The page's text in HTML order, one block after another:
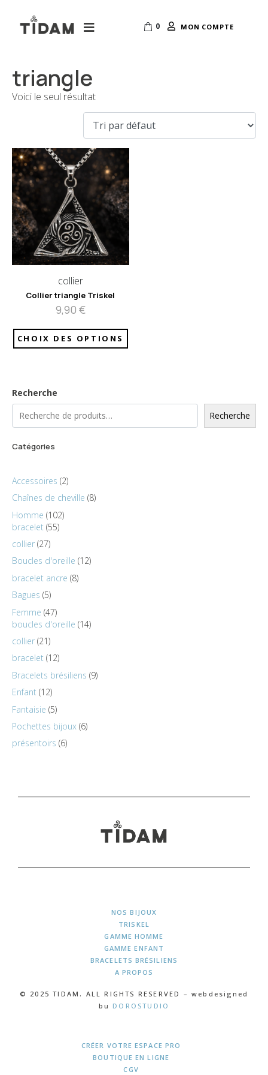
0 MON COMPTE
triangle
Voici le seul résultat
collier
Collier triangle Triskel
9,90 €
CHOIX DES OPTIONS
Recherche
Recherche
Catégories
Accessoires 2
Chaînes de cheville 8
Homme 102
bracelet 55
collier 27
Boucles d'oreille 12
bracelet ancre 8
Bagues 5
Femme 47
boucles d'oreille 14
collier 21
bracelet 12
Bracelets brésiliens 9
Enfant 12
Fantaisie 5
Pochettes bijoux 6
présentoirs 6
NOS BIJOUX
TRISKEL
GAMME HOMME
GAMME ENFANT
BRACELETS BRÉSILIENS
A PROPOS
© 2025 TIDAM. ALL RIGHTS RESERVED – webdesigned
bu DOROSTUDIO
CRÉER VOTRE ESPACE PRO
BOUTIQUE EN LIGNE
CGV